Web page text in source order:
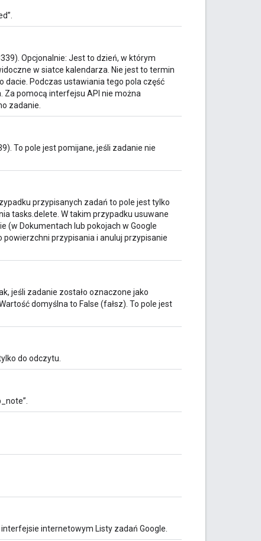
Opcjonalnie: Jest to dzień, w którym
w siatce kalendarza. Nie jest to termin
Podczas ustawiania tego pola część
pomocą interfejsu API nie można
zadanie.
To pole jest pomijane, jeśli zadanie nie
przypisanych zadań to pole jest tylko
tasks.delete. W takim przypadku usuwane
(w Dokumentach lub pokojach w Google
przypisania i anuluj przypisanie
jeśli zadanie zostało oznaczone jako
domyślna to False (fałsz). To pole jest
do odczytu.
internetowym Listy zadań Google.